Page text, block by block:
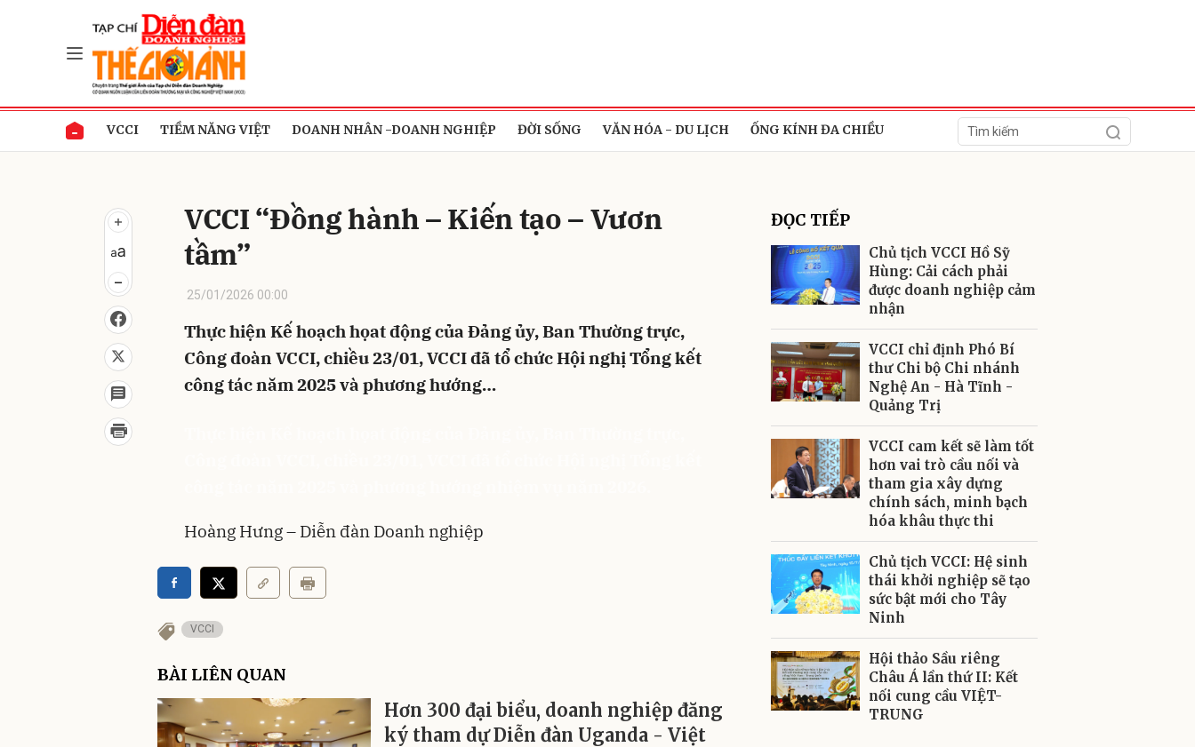
VCCI TIỀM NĂNG VIỆT DOANH NHÂN -DOANH NGHIỆP ĐỜI SỐNG VĂN HÓA - DU LỊCH ỐNG KÍNH ĐA CHIỀU
VCCI “Đồng hành – Kiến tạo – Vươn
tầm”
25/01/2026 00:00
Thực hiện Kế hoạch họat động của Đảng ủy, Ban Thường trực,
Công đoàn VCCI, chiều 23/01, VCCI đã tổ chức Hội nghị Tổng kết
công tác năm 2025 và phương hướng…
Hoàng Hưng – Diễn đàn Doanh nghiệp
VCCI
BÀI LIÊN QUAN
Hơn 300 đại biểu, doanh nghiệp đăng
ký tham dự Diễn đàn Uganda - Việt
ĐỌC TIẾP
Chủ tịch VCCI Hồ Sỹ
Hùng: Cải cách phải
được doanh nghiệp cảm
nhận
VCCI chỉ định Phó Bí
thư Chi bộ Chi nhánh
Nghệ An - Hà Tĩnh -
Quảng Trị
VCCI cam kết sẽ làm tốt
hơn vai trò cầu nối và
tham gia xây dựng
chính sách, minh bạch
hóa khâu thực thi
Chủ tịch VCCI: Hệ sinh
thái khởi nghiệp sẽ tạo
sức bật mới cho Tây
Ninh
Hội thảo Sầu riêng
Châu Á lần thứ II: Kết
nối cung cầu VIỆT-
TRUNG
Gửi